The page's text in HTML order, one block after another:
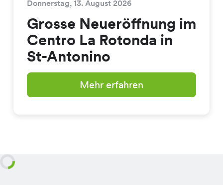
Donnerstag, 13. August 2026
Grosse Neueröffnung im
Centro La Rotonda in
St-Antonino
Mehr erfahren